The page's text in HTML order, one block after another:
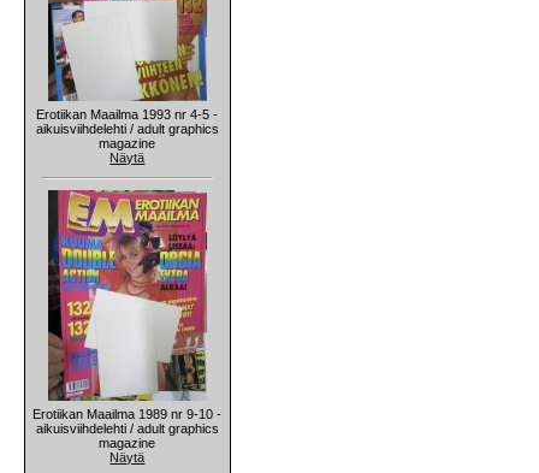
Erotiikan Maailma 1993 nr 4-5 -
aikuisviihdelehti / adult graphics
magazine
Näytä
Erotiikan Maailma 1989 nr 9-10 -
aikuisviihdelehti / adult graphics
magazine
Näytä